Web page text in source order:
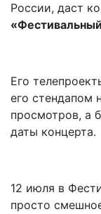
России, даст
Его
его стендапом
просмотров, а
даты концерта.
12 июля в
просто